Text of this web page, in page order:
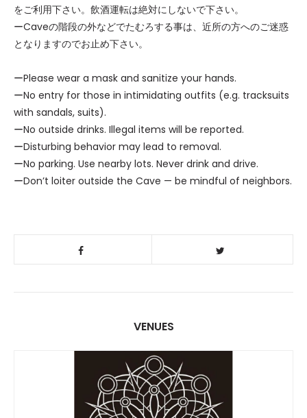
をご利用下さい。飲酒運転は絶対にしないで下さい。
ーCaveの階段の外などでたむろする事は、近所の方へのご迷惑
となりますのでお止め下さい。
ーPlease wear a mask and sanitize your hands.
ーNo entry for those in intimidating outfits (e.g. tracksuits
with sandals, suits).
ーNo outside drinks. Illegal items will be reported.
ーDisturbing behavior may lead to removal.
ーNo parking. Use nearby lots. Never drink and drive.
ーDon’t loiter outside the Cave — be mindful of neighbors.
VENUES